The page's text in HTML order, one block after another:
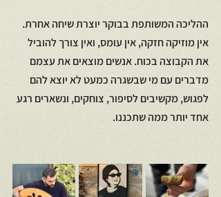
ההליכה המשותפת בבוקר יוצרת שיחה אחרת.
אין מוזיקה חזקה, אין עומס, ואין צורך להוביל
את הקבוצה בכוח. אנשים מוצאים את עצמם
מדברים עם מי שבשגרה כמעט לא יוצא להם
לפגוש, מקשיבים לסיפור, צוחקים, ונשארים רגע
אחד יותר ממה שתכננו.